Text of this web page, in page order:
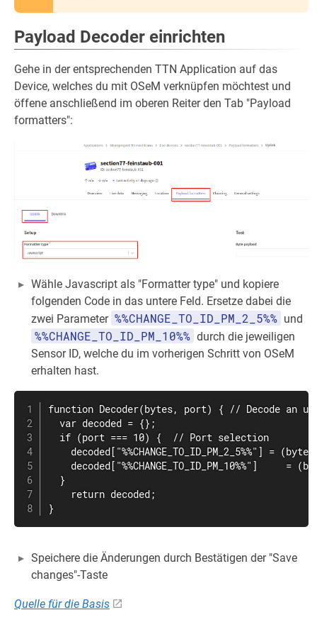
Payload Decoder einrichten
Gehe in der entsprechenden TTN Application auf das
Device, welches du mit OSeM verknüpfen möchtest und
öffene anschließend im oberen Reiter den Tab "Payload
formatters":
Wähle Javascript als "Formatter type" und kopiere
folgenden Code in das untere Feld. Ersetze dabei die
zwei Parameter %%CHANGE_TO_ID_PM_2_5%% und
%%CHANGE_TO_ID_PM_10%% durch die jeweiligen
Sensor ID, welche du im vorherigen Schritt von OSeM
erhalten hast.
function Decoder(bytes, port) { // Decode an
  var decoded = {};
  if (port === 10) {  // Port selection
decoded["%%CHANGE_TO_ID_PM_2_5%%"] =
decoded["%%CHANGE_TO_ID_PM_10%%"]     =
  }
    return decoded;
}
Speichere die Änderungen durch Bestätigen der "Save
changes"-Taste
Quelle für die Basis